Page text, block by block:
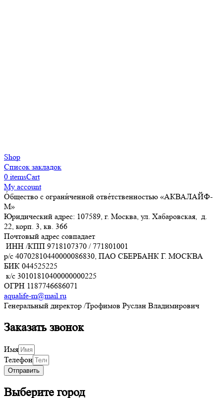
Shop
Список закладок
0 itemsCart
My account
О́бщество с ограни́ченной отве́тственностью «АКВАЛАЙФ-
М»
Юридический адрес: 107589, г. Москва, ул. Хабаровская, д.
22, корп. 3, кв. 366
Почтовый адрес совпадает
ИНН /КПП 9718107370 /771801001
р/с 40702810440000086830, ПАО СБЕРБАНК Г. МОСКВА
БИК 044525225
к/с 30101810400000000225
ОГРН 1187746686071
aqualife-m@mail.ru
Генеральный директор /Трофимов Руслан Владимирович
Заказать звонок
Имя
Телефон
Отправить
Выберите город